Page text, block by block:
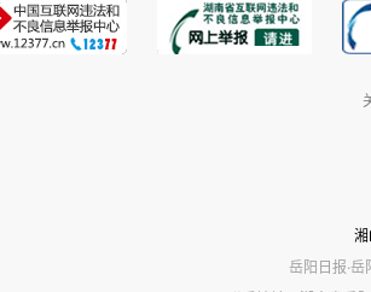
岳阳日报·岳